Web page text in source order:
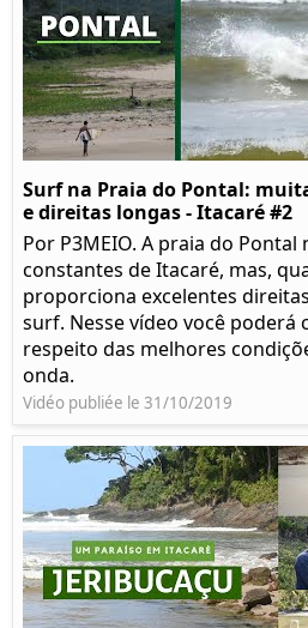
Surf na Praia do Pontal:
e direitas longas - Itacaré #2
Por P3MEIO. A praia do Pontal
constantes de Itacaré, mas,
proporciona excelentes
surf. Nesse vídeo você poderá
respeito das melhores
onda.
Vidéo publiée le 31/10/2019